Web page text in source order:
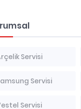
Servisi
Servisi
Servisi